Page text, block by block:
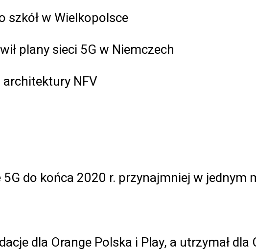
szkół w Wielkopolsce
plany sieci 5G w Niemczech
architektury NFV
do końca 2020 r. przynajmniej w jednym
dla Orange Polska i Play, a utrzymał